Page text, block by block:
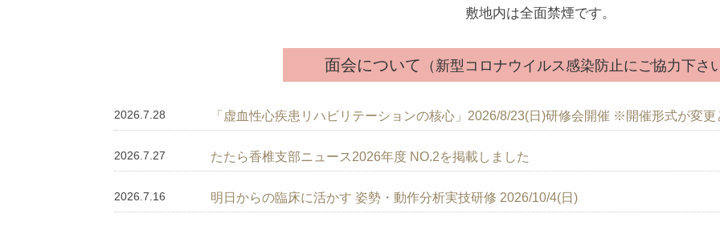
敷地内は全面禁煙です。
面会について （新型コロナウイルス感染防止にご協力下さ
2026.7.28 「虚血性心疾患リハビリテーションの核心」2026/8/23(日)研修会開催 ※開催形式が変
2026.7.27 たたら香椎支部ニュース2026年度 NO.2を掲載しました
2026.7.16 明日からの臨床に活かす 姿勢・動作分析実技研修 2026/10/4(日)